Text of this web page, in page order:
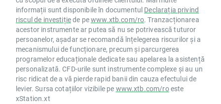
informații sunt disponibile în documentul Declarația privind
riscul de investițiede pewww.xtb.com/ro. Tranzacționarea
acestor instrumente ar putea să nu se potrivească tuturor
persoanelor, așadar se recomandă înțelegerea riscurilor și a
mecanismului de funcționare, precum și parcurgerea
programelor educaționale dedicate sau apelarea la asistență
personalizată. CFD-urile sunt instrumente complexe și au un
risc ridicat de a vă pierde rapid banii din cauza efectului de
levier. Sursa cotațiilor vizibile pe www.xtb.com/roeste
xStation.xt